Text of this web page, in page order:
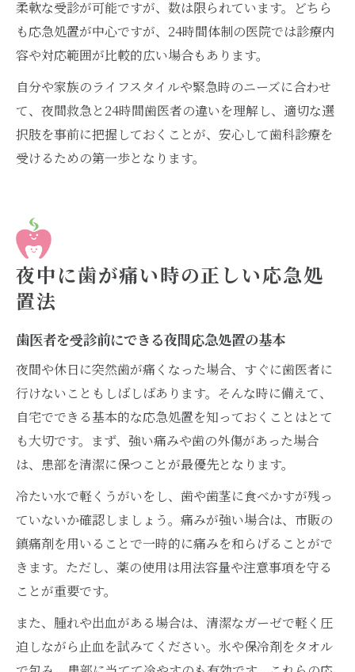
柔軟な受診が可能ですが、数は限られています。どちら
も応急処置が中心ですが、24時間体制の医院では診療内
容や対応範囲が比較的広い場合もあります。
自分や家族のライフスタイルや緊急時のニーズに合わせ
て、夜間救急と24時間歯医者の違いを理解し、適切な選
択肢を事前に把握しておくことが、安心して歯科診療を
受けるための第一歩となります。
夜中に歯が痛い時の正しい応急処
置法
歯医者を受診前にできる夜間応急処置の基本
夜間や休日に突然歯が痛くなった場合、すぐに歯医者に
行けないこともしばしばあります。そんな時に備えて、
自宅でできる基本的な応急処置を知っておくことはとて
も大切です。まず、強い痛みや歯の外傷があった場合
は、患部を清潔に保つことが最優先となります。
冷たい水で軽くうがいをし、歯や歯茎に食べかすが残っ
ていないか確認しましょう。痛みが強い場合は、市販の
鎮痛剤を用いることで一時的に痛みを和らげることがで
きます。ただし、薬の使用は用法容量や注意事項を守る
ことが重要です。
また、腫れや出血がある場合は、清潔なガーゼで軽く圧
迫しながら止血を試みてください。氷や保冷剤をタオル